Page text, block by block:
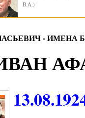
В.А.)
- ИМЕНА